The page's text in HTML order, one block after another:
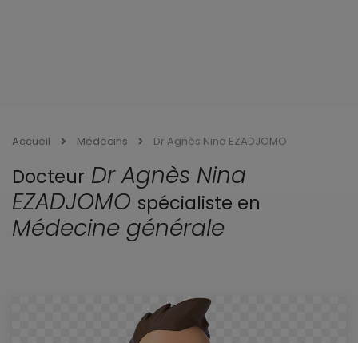
Accueil Médecins Dr Agnès Nina EZADJOMO
Docteur Dr Agnès Nina
EZADJOMO spécialiste en
Médecine générale